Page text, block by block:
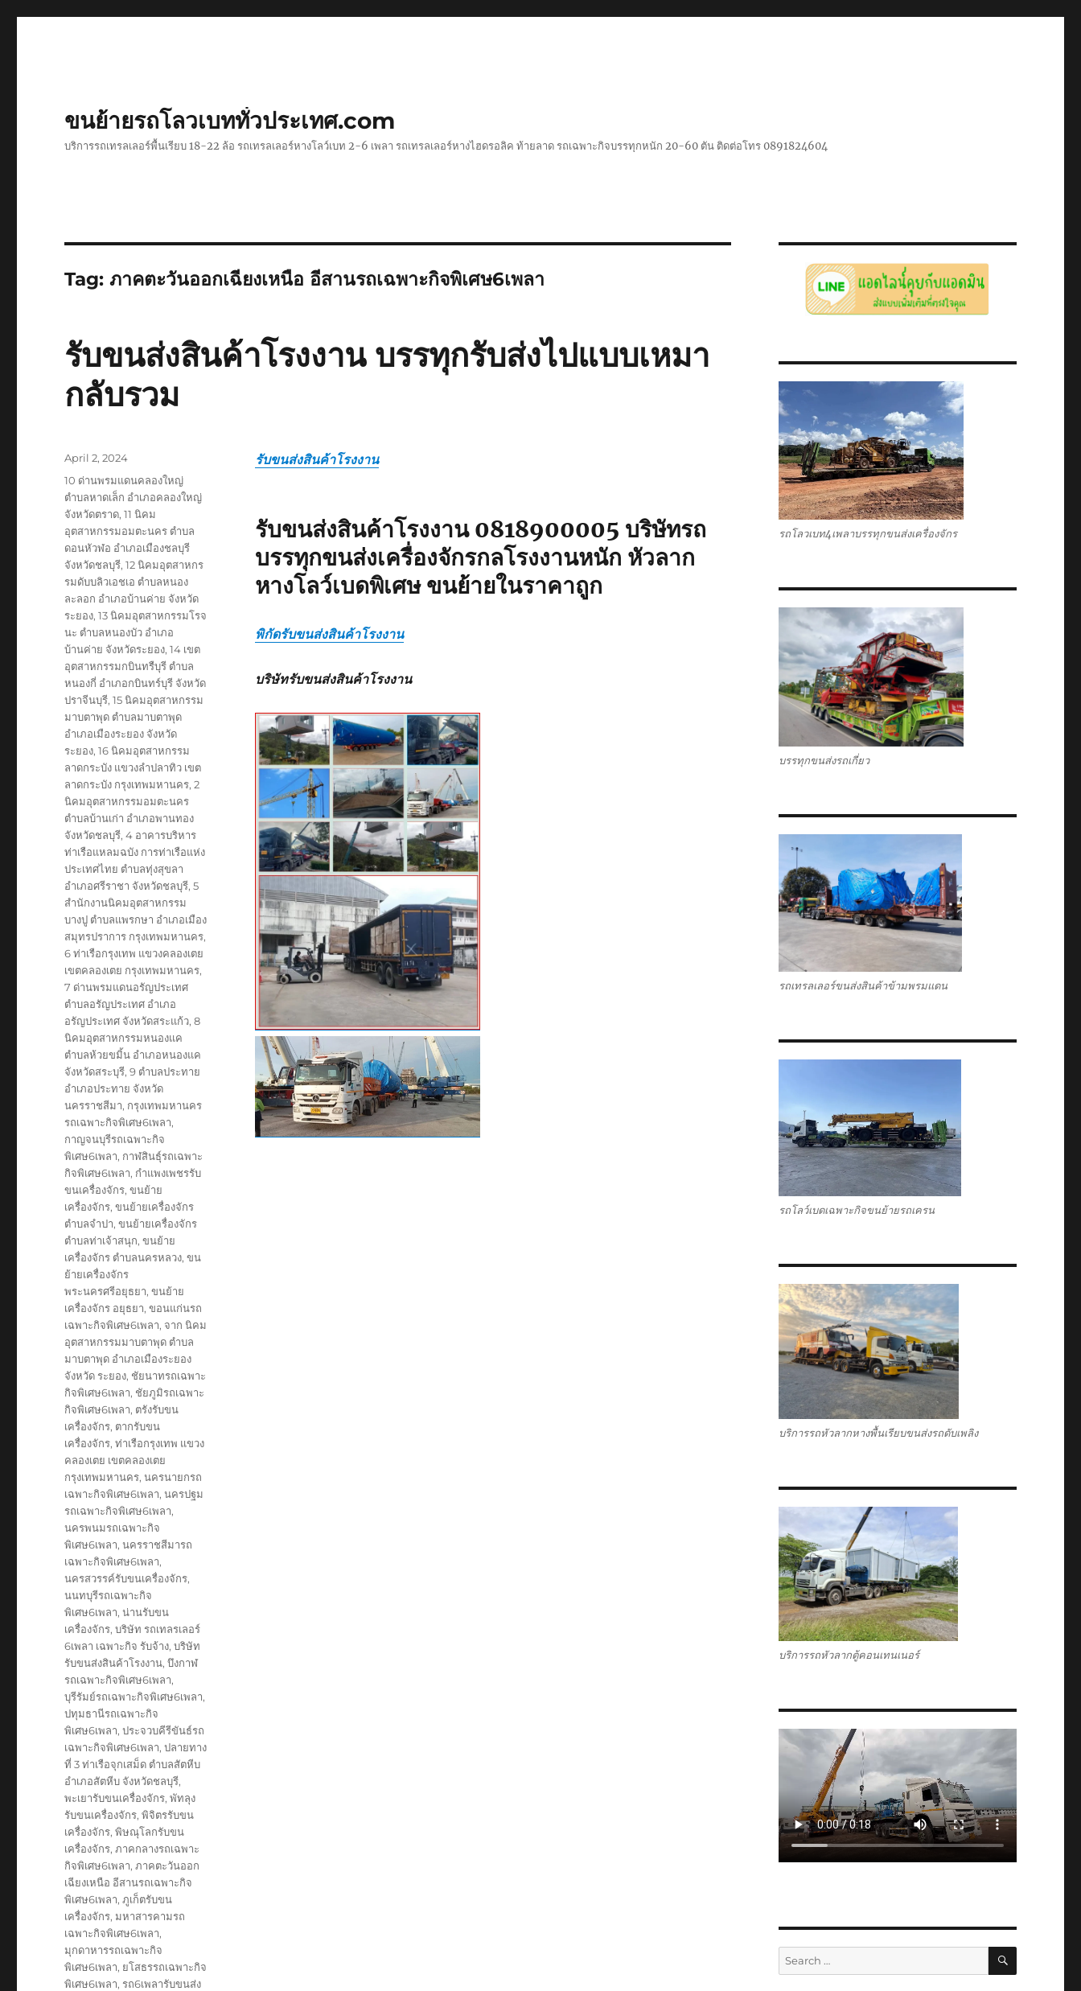
ขนย้ายรถโลวเบททั่วประเทศ.com
บริการรถเทรลเลอร์พื้นเรียบ 18-22 ล้อ รถเทรลเลอร์หางโลว์เบท 2-6 เพลา รถเทรลเลอร์หางไฮดรอลิค ท้ายลาด รถเฉพาะกิจบรรทุกหนัก 20-60 ตัน ติดต่อโทร 0891824604
Tag:ภาคตะวันออกเฉียงเหนือ อีสานรถเฉพาะกิจพิเศษ6เพลา
รับขนส่งสินค้าโรงงาน บรรทุกรับส่งไปแบบเหมา
กลับรวม
รับขนส่งสินค้าโรงงาน
รับขนส่งสินค้าโรงงาน 0818900005 บริษัทรถ
บรรทุกขนส่งเครื่องจักรกลโรงงานหนัก หัวลาก
หางโลว์เบดพิเศษ ขนย้ายในราคาถูก
พิกัดรับขนส่งสินค้าโรงงาน
บริษัทรับขนส่งสินค้าโรงงาน
Posted
April 2, 2024
Tags
10 ด่านพรมแดนคลองใหญ่
ตำบลหาดเล็ก อำเภอคลองใหญ่
จังหวัดตราด,11 นิคม
อุตสาหกรรมอมตะนคร ตำบล
ดอนหัวฬอ อำเภอเมืองชลบุรี
จังหวัดชลบุรี,12 นิคมอุตสาหกร
รมดับบลิวเอชเอ ตำบลหนอง
ละลอก อำเภอบ้านค่าย จังหวัด
ระยอง,13 นิคมอุตสาหกรรมโรจ
นะ ตำบลหนองบัว อำเภอ
บ้านค่าย จังหวัดระยอง,14 เขต
อุตสาหกรรมกบินทรืบุรี ตำบล
หนองกี่ อำเภอกบินทร์บุรี จังหวัด
ปราจีนบุรี,15 นิคมอุตสาหกรรม
มาบตาพุด ตำบลมาบตาพุด
อำเภอเมืองระยอง จังหวัด
ระยอง,16 นิคมอุตสาหกรรม
ลาดกระบัง แขวงลำปลาทิว เขต
ลาดกระบัง กรุงเทพมหานคร,2
นิคมอุตสาหกรรมอมตะนคร
ตำบลบ้านเก่า อำเภอพานทอง
จังหวัดชลบุรี,4 อาคารบริหาร
ท่าเรือแหลมฉบัง การท่าเรือแห่ง
ประเทศไทย ตำบลทุ่งสุขลา
อำเภอศรีราชา จังหวัดชลบุรี,5
สำนักงานนิคมอุตสาหกรรม
บางปู ตำบลแพรกษา อำเภอเมือง
สมุทรปราการ กรุงเทพมหานคร,
6 ท่าเรือกรุงเทพ แขวงคลองเตย
เขตคลองเตย กรุงเทพมหานคร,
7 ด่านพรมแดนอรัญประเทศ
ตำบลอรัญประเทศ อำเภอ
อรัญประเทศ จังหวัดสระแก้ว,8
นิคมอุตสาหกรรมหนองแค
ตำบลห้วยขมิ้น อำเภอหนองแค
จังหวัดสระบุรี,9 ตำบลประทาย
อำเภอประทาย จังหวัด
นครราชสีมา, กรุงเทพมหานคร
รถเฉพาะกิจพิเศษ6เพลา,
กาญจนบุรีรถเฉพาะกิจ
พิเศษ6เพลา, กาฬสินธุ์รถเฉพาะ
กิจพิเศษ6เพลา, กำแพงเพชรรับ
ขนเครื่องจักร,ขนย้าย
เครื่องจักร,ขนย้ายเครื่องจักร
ตำบลจำปา,ขนย้ายเครื่องจักร
ตำบลท่าเจ้าสนุก,ขนย้าย
เครื่องจักร ตำบลนครหลวง,ขน
ย้ายเครื่องจักร
พระนครศรีอยุธยา,ขนย้าย
เครื่องจักร อยุธยา,ขอนแก่นรถ
เฉพาะกิจพิเศษ6เพลา, จาก นิคม
อุตสาหกรรมมาบตาพุด ตำบล
มาบตาพุด อำเภอเมืองระยอง
จังหวัด ระยอง, ชัยนาทรถเฉพาะ
กิจพิเศษ6เพลา, ชัยภูมิรถเฉพาะ
กิจพิเศษ6เพลา, ตรังรับขน
เครื่องจักร, ตากรับขน
เครื่องจักร,ท่าเรือกรุงเทพ แขวง
คลองเตย เขตคลองเตย
กรุงเทพมหานคร,นครนายกรถ
เฉพาะกิจพิเศษ6เพลา,นครปฐม
รถเฉพาะกิจพิเศษ6เพลา,
นครพนมรถเฉพาะกิจ
พิเศษ6เพลา,นครราชสีมารถ
เฉพาะกิจพิเศษ6เพลา,
นครสวรรค์รับขนเครื่องจักร,
นนทบุรีรถเฉพาะกิจ
พิเศษ6เพลา,น่านรับขน
เครื่องจักร,บริษัท รถเทลรเลอร์
6เพลา เฉพาะกิจ รับจ้าง,บริษัท
รับขนส่งสินค้าโรงงาน,บึงกาฬ
รถเฉพาะกิจพิเศษ6เพลา,
บุรีรัมย์รถเฉพาะกิจพิเศษ6เพลา,
ปทุมธานีรถเฉพาะกิจ
พิเศษ6เพลา,ประจวบคีรีขันธ์รถ
เฉพาะกิจพิเศษ6เพลา,ปลายทาง
ที่ 3 ท่าเรือจุกเสม็ด ตำบลสัตหีบ
อำเภอสัตหีบ จังหวัดชลบุรี,
พะเยารับขนเครื่องจักร,พัทลุง
รับขนเครื่องจักร,พิจิตรรับขน
เครื่องจักร,พิษณุโลกรับขน
เครื่องจักร,ภาคกลางรถเฉพาะ
กิจพิเศษ6เพลา,ภาคตะวันออก
เฉียงเหนือ อีสานรถเฉพาะกิจ
พิเศษ6เพลา,ภูเก็ตรับขน
เครื่องจักร,มหาสารคามรถ
เฉพาะกิจพิเศษ6เพลา,
มุกดาหารรถเฉพาะกิจ
พิเศษ6เพลา, ยโสธรรถเฉพาะกิจ
พิเศษ6เพลา,รถ6เพลารับขนส่ง
รถโลวเบท4เพลาบรรทุกขนส่งเครื่องจักร
บรรทุกขนส่งรถเกี่ยว
รถเทรลเลอร์ขนส่งสินค้าข้ามพรมแดน
รถโลว์เบดเฉพาะกิจขนย้ายรถเครน
บริการรถหัวลากหางพื้นเรียบขนส่งรถดับเพลิง
บริการรถหัวลากตู้คอนเทนเนอร์
Search
for:
SEARCH